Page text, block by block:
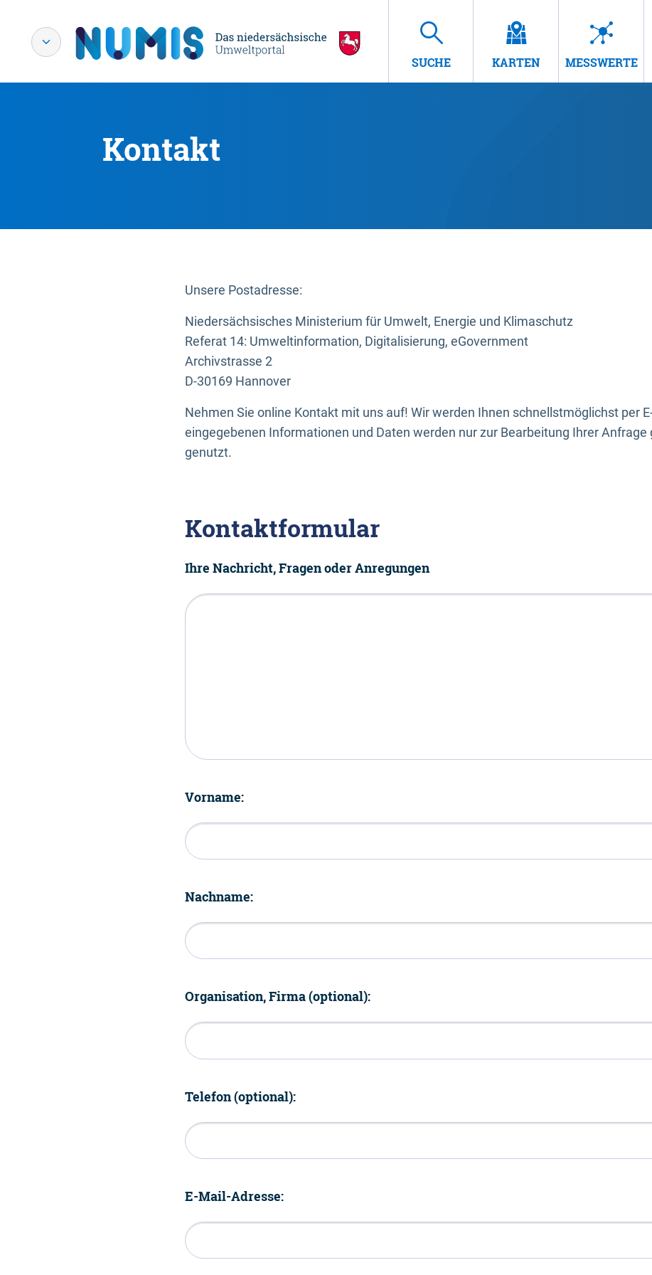
SUCHE KARTEN MESSWERTE
Kontakt
Unsere Postadresse:
Niedersächsisches Ministerium für Umwelt, Energie und Klimaschutz
Referat 14: Umweltinformation, Digitalisierung, eGovernment
Archivstrasse 2
D-30169 Hannover
Nehmen Sie online Kontakt mit uns auf! Wir werden Ihnen schnellstmöglichst per
eingegebenen Informationen und Daten werden nur zur Bearbeitung Ihrer Anfrage
genutzt.
Kontaktformular
Ihre Nachricht, Fragen oder Anregungen
Vorname:
Nachname:
Organisation, Firma (optional):
Telefon (optional):
E-Mail-Adresse: